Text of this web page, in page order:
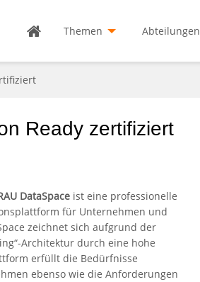
Themen Abteilungen
Ready zertifiziert
DataSpace ist eine professionelle
für Unternehmen und
zeichnet sich aufgrund der
Architektur durch eine hohe
erfüllt die Bedürfnisse
ebenso wie die Anforderungen